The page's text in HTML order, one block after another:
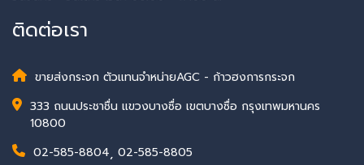
ติดต่อเรา
ขายส่งกระจก ตัวแทนจำหน่ายAGC - ก้าวฮงการกระจก
333 ถนนประชาชื่น แขวงบางซื่อ เขตบางซื่อ กรุงเทพมหานคร
10800
02-585-8804, 02-585-8805